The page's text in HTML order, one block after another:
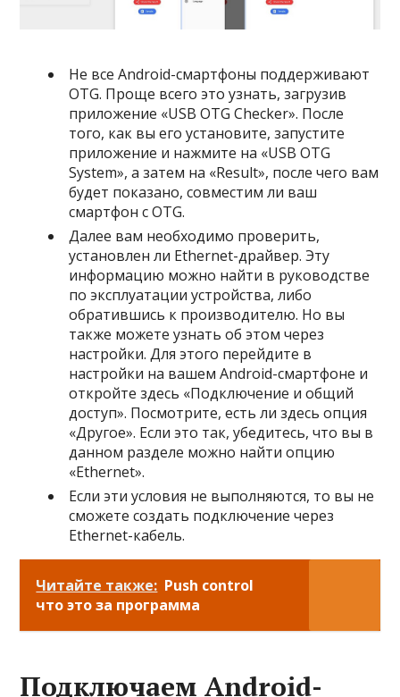
Не все Android-смартфоны поддерживают
OTG. Проще всего это узнать, загрузив
приложение «USB OTG Checker». После
того, как вы его установите, запустите
приложение и нажмите на «USB OTG
System», а затем на «Result», после чего вам
будет показано, совместим ли ваш
смартфон с OTG.
Далее вам необходимо проверить,
установлен ли Ethernet-драйвер. Эту
информацию можно найти в руководстве
по эксплуатации устройства, либо
обратившись к производителю. Но вы
также можете узнать об этом через
настройки. Для этого перейдите в
настройки на вашем Android-смартфоне и
откройте здесь «Подключение и общий
доступ». Посмотрите, есть ли здесь опция
«Другое». Если это так, убедитесь, что вы в
данном разделе можно найти опцию
«Ethernet».
Если эти условия не выполняются, то вы не
сможете создать подключение через
Ethernet-кабель.
Читайте также: Push control
что это за программа
Подключаем Android-